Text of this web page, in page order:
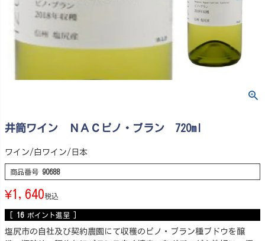
井筒ワイン ＮＡＣピノ・ブラン 720ml
ワイン/白ワイン/日本
商品番号 90688
¥1,640税込
16 ポイント進呈 ]
塩尻市の自社及び契約農園にて収穫のピノ・ブラン種ブドウを醸